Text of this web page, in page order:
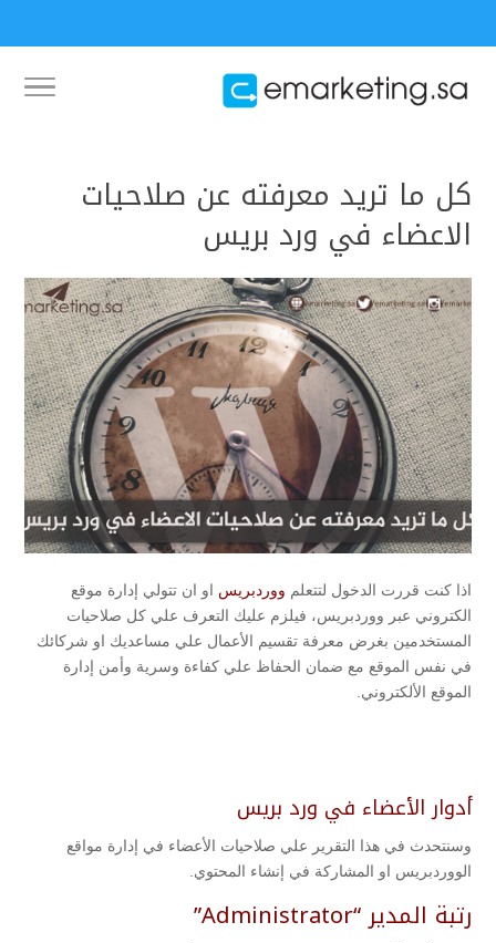
كل ما تريد معرفته عن صلاحيات
الاعضاء في ورد بريس
اذا كنت قررت الدخول لتتعلم ووردبريس او ان تتولي إدارة موقع
الكتروني عبر ووردبريس، فيلزم عليك التعرف علي كل صلاحيات
المستخدمين بغرض معرفة تقسيم الأعمال علي مساعديك او شركائك
في نفس الموقع مع ضمان الحفاظ علي كفاءة وسرية وأمن إدارة
الموقع الألكتروني.
أدوار الأعضاء في ورد بريس
وسنتحدث في هذا التقرير علي صلاحيات الأعضاء في إدارة مواقع
الووردبريس او المشاركة في إنشاء المحتوي.
رتبة المدير “Administrator”